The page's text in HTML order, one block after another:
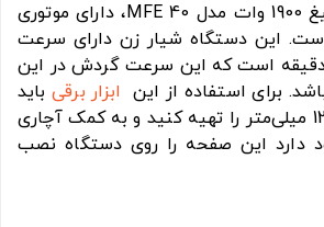
متابو دو تیغ 1900 وات مدل MFE 40، دارای موتوری
وات است. این دستگاه شیار زن دارای سرعت
دور در دقیقه است که این سرعت گردش در این
برای استفاده از این ابزار برقیباید
از صفحات با قطر 125 میلی‌متر را تهیه کنید و به کمک آچاری
دارد این صفحه را روی دستگاه نصب